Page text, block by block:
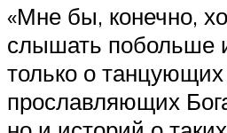
«Мне бы, конечно,
слышать побольше
только о
прославляющих